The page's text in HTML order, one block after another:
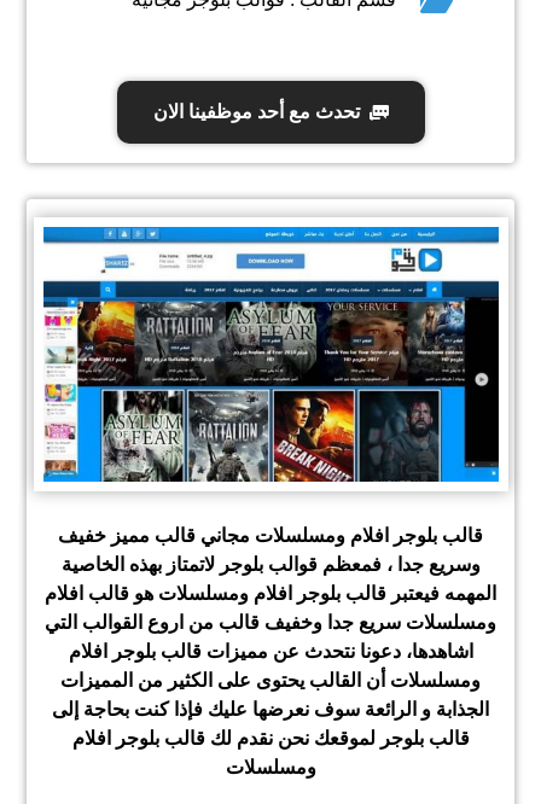
تحدث مع أحد موظفينا الان
قالب بلوجر افلام ومسلسلات مجاني قالب مميز خفيف
وسريع جدا ، فمعظم قوالب بلوجر لاتمتاز بهذه الخاصية
المهمه فيعتبر قالب بلوجر افلام ومسلسلات هو قالب افلام
ومسلسلات سريع جدا وخفيف قالب من اروع القوالب التي
اشاهدها، دعونا نتحدث عن مميزات قالب بلوجر افلام
ومسلسلات أن القالب يحتوى على الكثير من المميزات
الجذابة و الرائعة سوف نعرضها عليك فإذا كنت بحاجة إلى
قالب بلوجر لموقعك نحن نقدم لك قالب بلوجر افلام
ومسلسلات